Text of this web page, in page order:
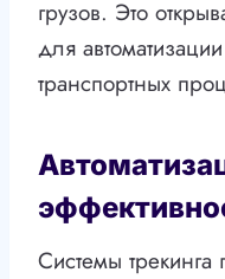
грузов. Это
для
транспортных
Системы трекинга